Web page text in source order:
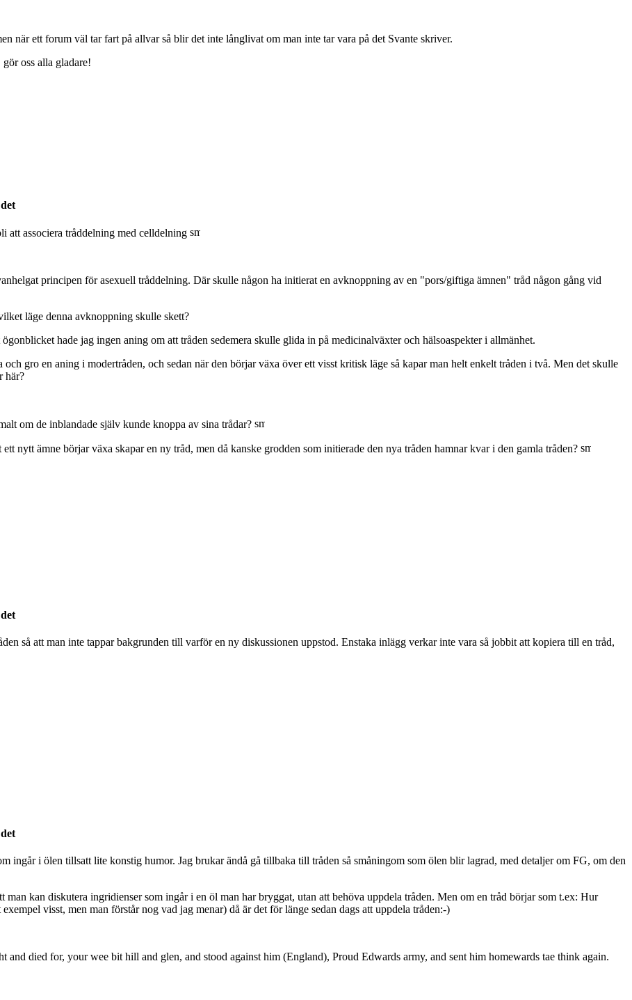
när ett forum väl tar fart på allvar så blir det inte långlivat om man inte tar vara på det Svante skriver.
oss alla gladare!
att associera tråddelning med celldelning
principen för asexuell tråddelning. Där skulle någon ha initierat en avknoppning av en "pors/giftiga ämnen" tråd någon gång vid
läge denna avknoppning skulle skett?
hade jag ingen aning om att tråden sedemera skulle glida in på medicinalväxter och hälsoaspekter i allmänhet.
gro en aning i modertråden, och sedan när den börjar växa över ett visst kritisk läge så kapar man helt enkelt tråden i två. Men det skulle
här?
om de inblandade själv kunde knoppa av sina trådar?
nytt ämne börjar växa skapar en ny tråd, men då kanske grodden som initierade den nya tråden hamnar kvar i den gamla tråden?
så att man inte tappar bakgrunden till varför en ny diskussionen uppstod. Enstaka inlägg verkar inte vara så jobbit att kopiera till en tråd,
ingår i ölen tillsatt lite konstig humor. Jag brukar ändå gå tillbaka till tråden så småningom som ölen blir lagrad, med detaljer om FG, om den
man kan diskutera ingridienser som ingår i en öl man har bryggat, utan att behöva uppdela tråden. Men om en tråd börjar som t.ex: Hur
visst, men man förstår nog vad jag menar) då är det för länge sedan dags att uppdela tråden:-)
died for, your wee bit hill and glen, and stood against him (England), Proud Edwards army, and sent him homewards tae think again.